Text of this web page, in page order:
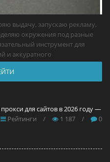
выдачу, запускаю рекламу,
окружения под разные
инструмент для
и аккуратного
для сайтов в 2026 году —
Рейтинги / 1 187 / 0